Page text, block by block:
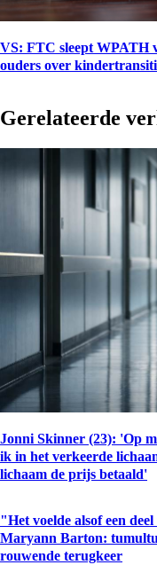
VS: FTC sleept WPATH
ouders over
Gerelateerde
Jonni Skinner (23): 'Op
ik in het verkeerde
lichaam de prijs betaald'
"Het voelde alsof een
Maryann Barton:
rouwende terugkeer